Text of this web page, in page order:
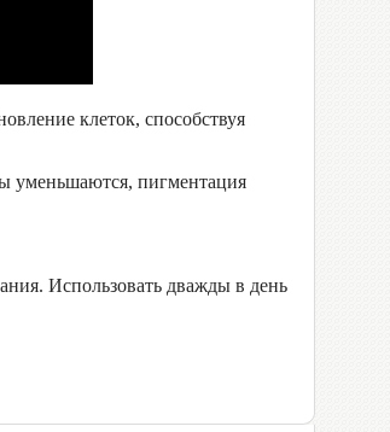
клеток, способствуя
уменьшаются, пигментация
Использовать дважды в день